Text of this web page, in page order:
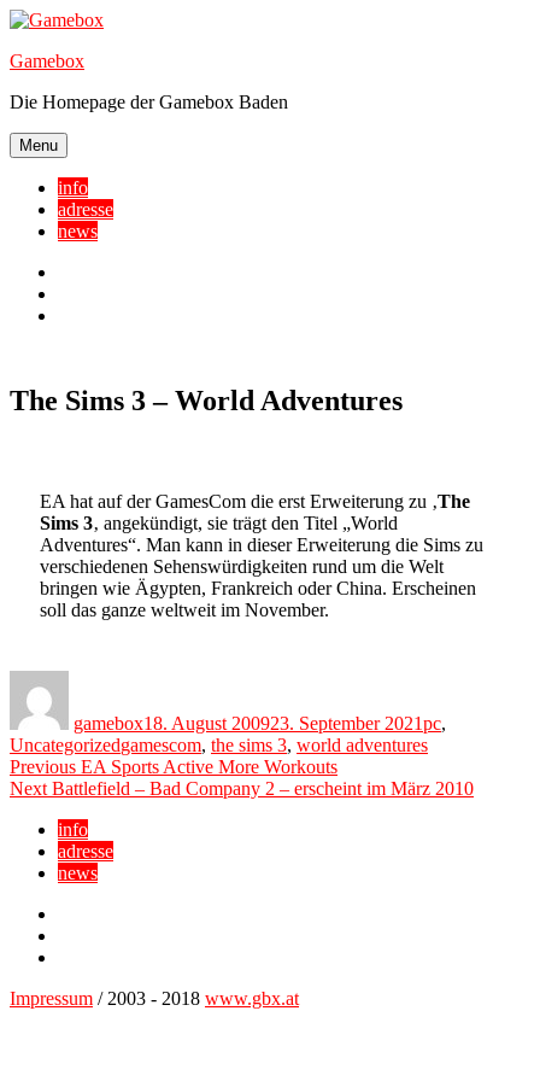
Skip
content
Gamebox
Die Homepage der Gamebox Baden
Menu
info
adresse
news
The Sims 3 – World Adventures
EA hat auf der GamesCom die erst Erweiterung zu ‚The
Sims 3‚ angekündigt, sie trägt den Titel „World
Adventures“. Man kann in dieser Erweiterung die Sims zu
verschiedenen Sehenswürdigkeiten rund um die Welt
bringen wie Ägypten, Frankreich oder China. Erscheinen
soll das ganze weltweit im November.
gamebox18. August 200923. September 2021pc,
UncategorizedTags
gamescom, the sims 3, world adventures
Beitragsnavigation
Previous Previous
post:
EA Sports Active More Workouts
Next Next
Battlefield – Bad Company 2 – erscheint im März 2010
info
adresse
news
Impressum / 2003 - 2018 www.gbx.at